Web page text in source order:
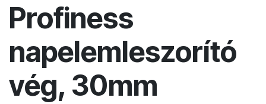
Profiness
napelemleszorító
vég, 30mm